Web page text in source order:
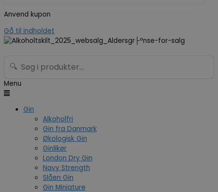
Anvend kupon
Gå til indholdet
🔍
Menu
Gin
Alkoholfri
Gin fra Danmark
Økologisk Gin
Ginlikør
London Dry Gin
Navy Strength
Slåen Gin
Gin Miniature